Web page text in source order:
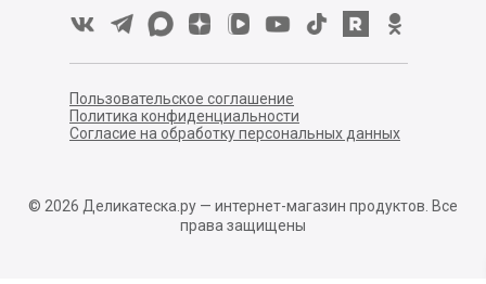
Пользовательское соглашение
Политика конфиденциальности
Согласие на обработку персональных данных
© 2026 Деликатеска.ру — интернет-магазин продуктов. Все
права защищены